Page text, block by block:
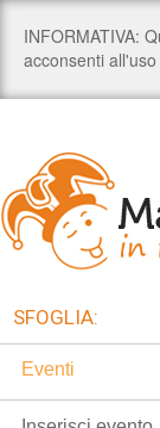
SFOGLIA:
Eventi